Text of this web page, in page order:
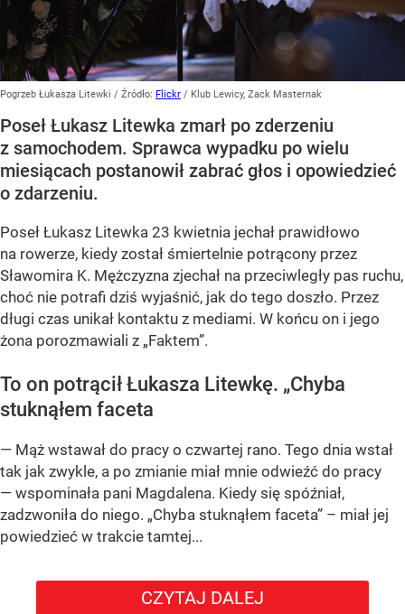
Pogrzeb Łukasza Litewki / Źródło: Flickr / Klub Lewicy, Zack Masternak
Poseł Łukasz Litewka zmarł po zderzeniu
z samochodem. Sprawca wypadku po wielu
miesiącach postanowił zabrać głos i opowiedzieć
o zdarzeniu.
Poseł Łukasz Litewka 23 kwietnia jechał prawidłowo
na rowerze, kiedy został śmiertelnie potrącony przez
Sławomira K. Mężczyzna zjechał na przeciwległy pas ruchu,
choć nie potrafi dziś wyjaśnić, jak do tego doszło. Przez
długi czas unikał kontaktu z mediami. W końcu on i jego
żona porozmawiali z „Faktem”.
To on potrącił Łukasza Litewkę. „Chyba
stuknąłem faceta
— Mąż wstawał do pracy o czwartej rano. Tego dnia wstał
tak jak zwykle, a po zmianie miał mnie odwieźć do pracy
— wspominała pani Magdalena. Kiedy się spóźniał,
zadzwoniła do niego. „Chyba stuknąłem faceta” – miał jej
powiedzieć w trakcie tamtej...
CZYTAJ DALEJ